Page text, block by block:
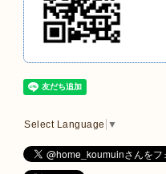
Select Language ▼